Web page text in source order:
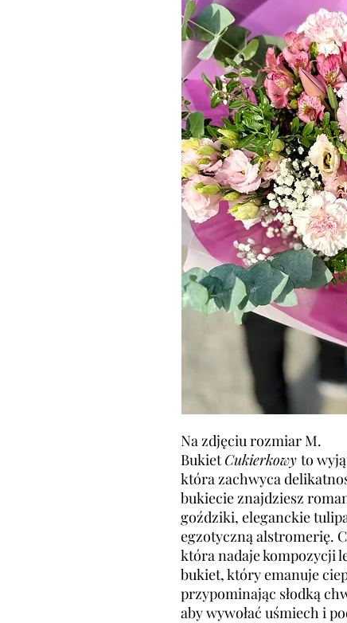
Na zdjęciu rozmiar M.
BukietCukierkowy to
która zachwyca
bukiecie znajdziesz
goździki, eleganckie
egzotyczną alstromerię.
która nadaje kompozycji
bukiet, który emanuje
przypominając słodką
aby wywołać uśmiech i